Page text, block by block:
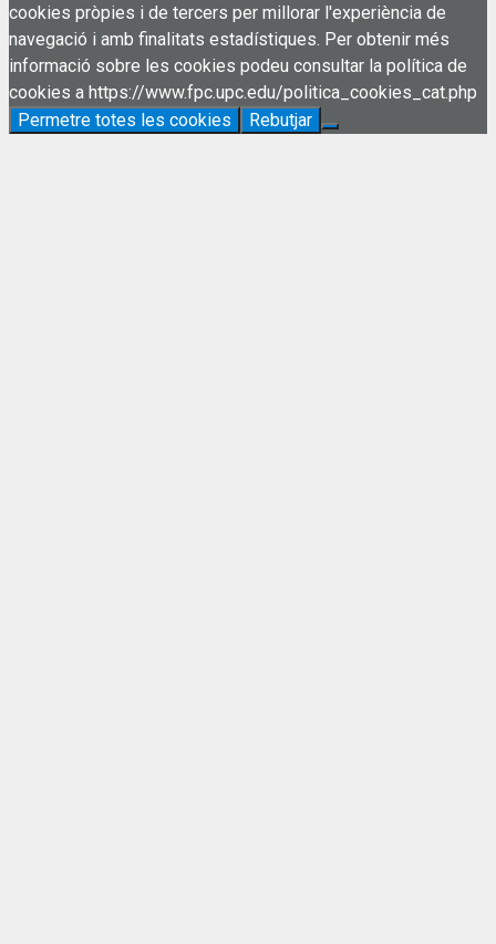
cookies pròpies i de tercers per millorar l'experiència de
navegació i amb finalitats estadístiques. Per obtenir més
informació sobre les cookies podeu consultar la política de
cookies a https://www.fpc.upc.edu/politica_cookies_cat.php
Permetre totes les cookies
Rebutjar